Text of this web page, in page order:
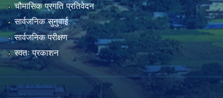
चौमासिक प्रगति प्रतिवेदन
सार्वजनिक सुनुवाई
सार्वजनिक परीक्षण
स्वतः प्रकाशन